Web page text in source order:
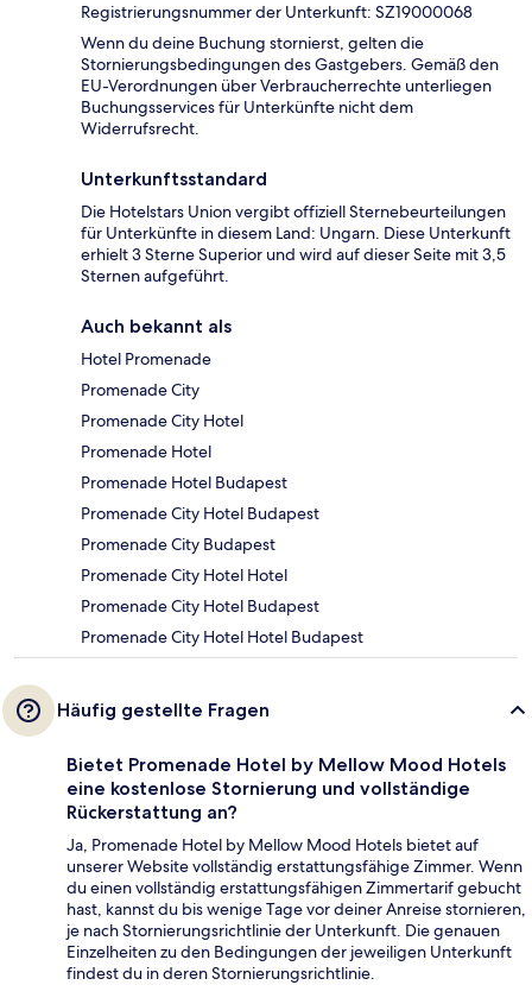
Registrierungsnummer der Unterkunft: SZ19000068
Wenn du deine Buchung stornierst, gelten die
Stornierungsbedingungen des Gastgebers. Gemäß den
EU-Verordnungen über Verbraucherrechte unterliegen
Buchungsservices für Unterkünfte nicht dem
Widerrufsrecht.
Unterkunftsstandard
Die Hotelstars Union vergibt offiziell Sternebeurteilungen
für Unterkünfte in diesem Land: Ungarn. Diese Unterkunft
erhielt 3 Sterne Superior und wird auf dieser Seite mit 3,5
Sternen aufgeführt.
Auch bekannt als
Hotel Promenade
Promenade City
Promenade City Hotel
Promenade Hotel
Promenade Hotel Budapest
Promenade City Hotel Budapest
Promenade City Budapest
Promenade City Hotel Hotel
Promenade City Hotel Budapest
Promenade City Hotel Hotel Budapest
Häufig gestellte Fragen
Bietet Promenade Hotel by Mellow Mood Hotels
eine kostenlose Stornierung und vollständige
Rückerstattung an?
Ja, Promenade Hotel by Mellow Mood Hotels bietet auf
unserer Website vollständig erstattungsfähige Zimmer. Wenn
du einen vollständig erstattungsfähigen Zimmertarif gebucht
hast, kannst du bis wenige Tage vor deiner Anreise stornieren,
je nach Stornierungsrichtlinie der Unterkunft. Die genauen
Einzelheiten zu den Bedingungen der jeweiligen Unterkunft
findest du in deren Stornierungsrichtlinie.